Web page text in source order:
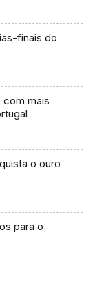
finais do
com mais
o ouro
para o